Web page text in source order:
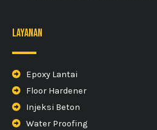
Layanan
Epoxy Lantai
Floor Hardener
Injeksi Beton
Water Proofing